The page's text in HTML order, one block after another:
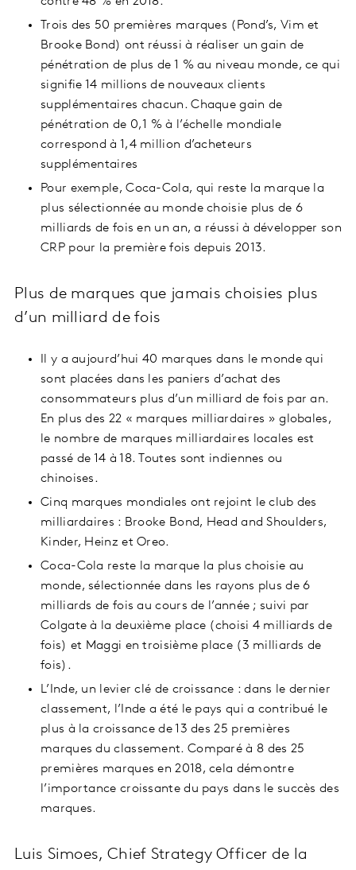
Trois des 50 premières marques (Pond’s, Vim et
Brooke Bond) ont réussi à réaliser un gain de
pénétration de plus de 1 % au niveau monde, ce qui
signifie 14 millions de nouveaux clients
supplémentaires chacun. Chaque gain de
pénétration de 0,1 % à l’échelle mondiale
correspond à 1,4 million d’acheteurs
supplémentaires
Pour exemple, Coca-Cola, qui reste la marque la
plus sélectionnée au monde choisie plus de 6
milliards de fois en un an, a réussi à développer son
CRP pour la première fois depuis 2013.
Plus de marques que jamais choisies plus
d’un milliard de fois
Il y a aujourd’hui 40 marques dans le monde qui
sont placées dans les paniers d’achat des
consommateurs plus d’un milliard de fois par an.
En plus des 22 « marques milliardaires » globales,
le nombre de marques milliardaires locales est
passé de 14 à 18. Toutes sont indiennes ou
chinoises.
Cinq marques mondiales ont rejoint le club des
milliardaires : Brooke Bond, Head and Shoulders,
Kinder, Heinz et Oreo.
Coca-Cola reste la marque la plus choisie au
monde, sélectionnée dans les rayons plus de 6
milliards de fois au cours de l’année ; suivi par
Colgate à la deuxième place (choisi 4 milliards de
fois) et Maggi en troisième place (3 milliards de
fois).
L’Inde, un levier clé de croissance : dans le dernier
classement, l’Inde a été le pays qui a contribué le
plus à la croissance de 13 des 25 premières
marques du classement. Comparé à 8 des 25
premières marques en 2018, cela démontre
l’importance croissante du pays dans le succès des
marques.
Luis Simoes, Chief Strategy Officer de la